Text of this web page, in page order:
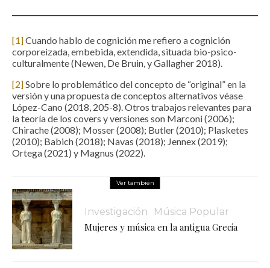
[1]Cuando hablo de cognición me refiero a cognición
corporeizada, embebida, extendida, situada bio-psico-
culturalmente (Newen, De Bruin, y Gallagher 2018).
[2]Sobre lo problemático del concepto de “original” en la
versión y una propuesta de conceptos alternativos véase
López-Cano (2018, 205-8). Otros trabajos relevantes para
la teoría de los covers y versiones son Marconi (2006);
Chirache (2008); Mosser (2008); Butler (2010); Plasketes
(2010); Babich (2018); Navas (2018); Jennex (2019);
Ortega (2021) y Magnus (2022).
Ver también
Investigación Música Popular
Mujeres y música en la antigua Grecia